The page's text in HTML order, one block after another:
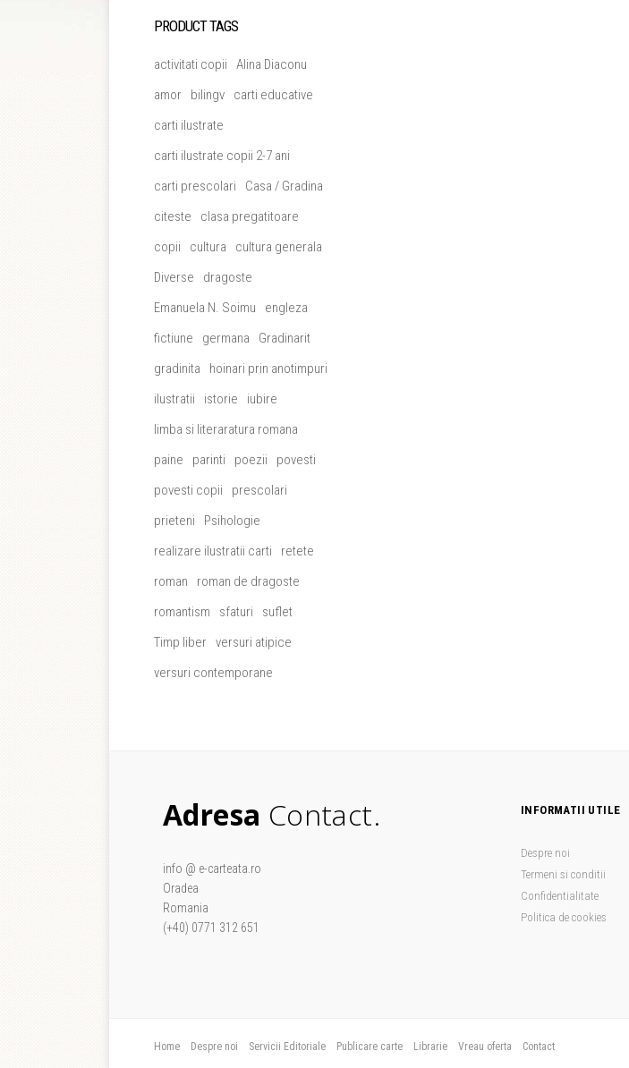
PRODUCT TAGS
activitati copii
Alina Diaconu
amor
bilingv
carti educative
carti ilustrate
carti ilustrate copii 2-7 ani
carti prescolari
Casa / Gradina
citeste
clasa pregatitoare
copii
cultura
cultura generala
Diverse
dragoste
Emanuela N. Soimu
engleza
fictiune
germana
Gradinarit
gradinita
hoinari prin anotimpuri
ilustratii
istorie
iubire
limba si literaratura romana
paine
parinti poezii
povesti
povesti copii
prescolari
prieteni
Psihologie
realizare ilustratii carti
retete
roman
roman de dragoste
romantism
sfaturi
suflet
Timp liber versuri atipice
versuri contemporane
Adresa Contact.
info @ e-carteata.ro
Oradea
Romania
(+40) 0771 312 651
INFORMATII UTILE
Despre noi
Termeni si conditii
Confidentialitate
Politica de cookies
Home Despre noi Servicii Editoriale Publicare carte Librarie Vreau oferta Contact